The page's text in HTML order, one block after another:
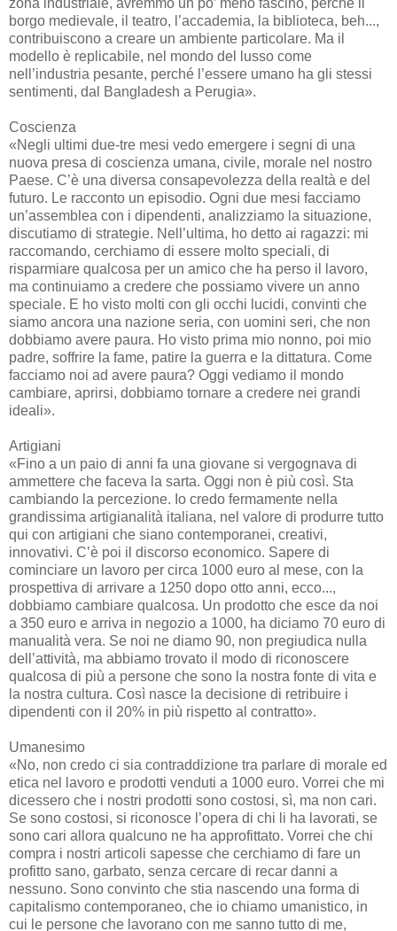
borgo medievale, il teatro, l’accademia, la biblioteca, beh...,
contribuiscono a creare un ambiente particolare. Ma il
modello è replicabile, nel mondo del lusso come
nell’industria pesante, perché l’essere umano ha gli stessi
sentimenti, dal Bangladesh a Perugia».
Coscienza
«Negli ultimi due-tre mesi vedo emergere i segni di una
nuova presa di coscienza umana, civile, morale nel nostro
Paese. C’è una diversa consapevolezza della realtà e del
futuro. Le racconto un episodio. Ogni due mesi facciamo
un’assemblea con i dipendenti, analizziamo la situazione,
discutiamo di strategie. Nell’ultima, ho detto ai ragazzi: mi
raccomando, cerchiamo di essere molto speciali, di
risparmiare qualcosa per un amico che ha perso il lavoro,
ma continuiamo a credere che possiamo vivere un anno
speciale. E ho visto molti con gli occhi lucidi, convinti che
siamo ancora una nazione seria, con uomini seri, che non
dobbiamo avere paura. Ho visto prima mio nonno, poi mio
padre, soffrire la fame, patire la guerra e la dittatura. Come
facciamo noi ad avere paura? Oggi vediamo il mondo
cambiare, aprirsi, dobbiamo tornare a credere nei grandi
ideali».
Artigiani
«Fino a un paio di anni fa una giovane si vergognava di
ammettere che faceva la sarta. Oggi non è più così. Sta
cambiando la percezione. Io credo fermamente nella
grandissima artigianalità italiana, nel valore di produrre tutto
qui con artigiani che siano contemporanei, creativi,
innovativi. C’è poi il discorso economico. Sapere di
cominciare un lavoro per circa 1000 euro al mese, con la
prospettiva di arrivare a 1250 dopo otto anni, ecco...,
dobbiamo cambiare qualcosa. Un prodotto che esce da noi
a 350 euro e arriva in negozio a 1000, ha diciamo 70 euro di
manualità vera. Se noi ne diamo 90, non pregiudica nulla
dell’attività, ma abbiamo trovato il modo di riconoscere
qualcosa di più a persone che sono la nostra fonte di vita e
la nostra cultura. Così nasce la decisione di retribuire i
dipendenti con il 20% in più rispetto al contratto».
Umanesimo
«No, non credo ci sia contraddizione tra parlare di morale ed
etica nel lavoro e prodotti venduti a 1000 euro. Vorrei che mi
dicessero che i nostri prodotti sono costosi, sì, ma non cari.
Se sono costosi, si riconosce l’opera di chi li ha lavorati, se
sono cari allora qualcuno ne ha approfittato. Vorrei che chi
compra i nostri articoli sapesse che cerchiamo di fare un
profitto sano, garbato, senza cercare di recar danni a
nessuno. Sono convinto che stia nascendo una forma di
capitalismo contemporaneo, che io chiamo umanistico, in
cui le persone che lavorano con me sanno tutto di me,